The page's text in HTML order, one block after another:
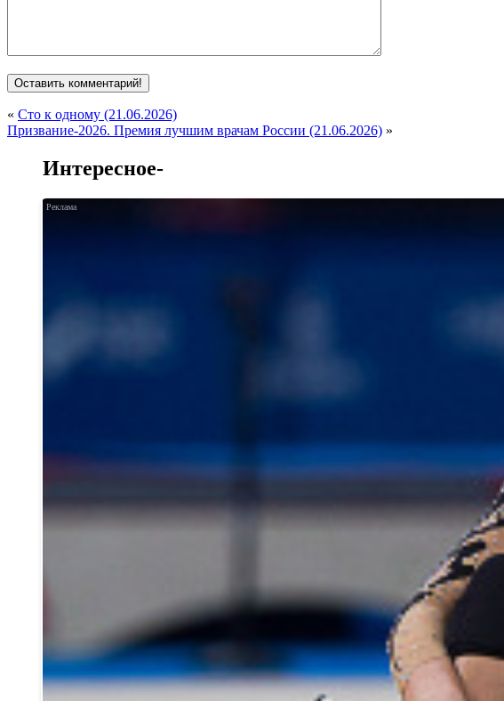
« Сто к одному (21.06.2026)
Призвание-2026. Премия лучшим врачам России (21.06.2026) »
Интересное-